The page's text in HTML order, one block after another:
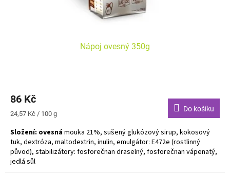
Nápoj ovesný 350g
86 Kč
Měrná
24,57 Kč / 100 g
Do košíku
Složení: ovesnámouka 21%, sušený glukózový sirup, kokosový
tuk, dextróza, maltodextrin, inulin, emulgátor: E472e (rostlinný
původ), stabilizátory: fosforečnan draselný, fosforečnan vápenatý,
jedlá sůl